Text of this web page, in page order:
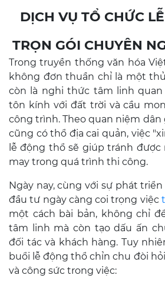
DỊCH VỤ TỔ CHỨC
TRỌN GÓI CHUYÊN
Trong truyền thống văn hóa
không đơn thuần chỉ là một
còn là nghi thức tâm linh
tôn kính với đất trời và cầu
công trình. Theo quan niệm dân
cũng có thổ địa cai quản, việc
lễ động thổ sẽ giúp tránh
may trong quá trình thi công.
Ngày nay, cùng với sự phát triển
đầu tư ngày càng coi trọng việc
một cách bài bản, không chỉ
tâm linh mà còn tạo dấu ấn
đối tác và khách hàng. Tuy
buổi lễ động thổ chỉn chu đòi
và công sức trong việc: